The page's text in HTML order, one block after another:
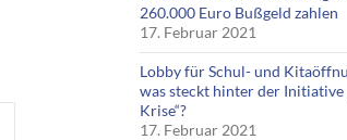
260.000 Euro Bußgeld zahlen
17. Februar 2021
Lobby für Schul- und
was steckt hinter der Initiative
Krise“?
17. Februar 2021